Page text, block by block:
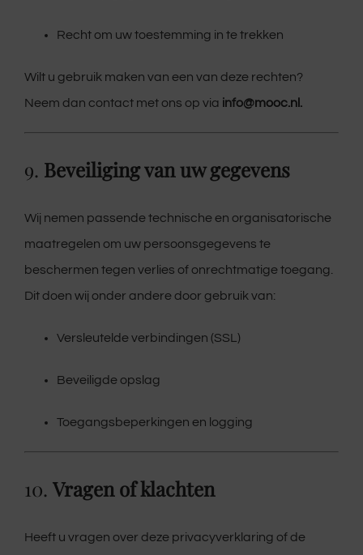
Recht om uw toestemming in te trekken
Wilt u gebruik maken van een van deze rechten?
Neem dan contact met ons op via info@mooc.nl .
9. Beveiliging van uw gegevens
Wij nemen passende technische en organisatorische
maatregelen om uw persoonsgegevens te
beschermen tegen verlies of onrechtmatige toegang.
Dit doen wij onder andere door gebruik van:
Versleutelde verbindingen (SSL)
Beveiligde opslag
Toegangsbeperkingen en logging
10. Vragen of klachten
Heeft u vragen over deze privacyverklaring of de